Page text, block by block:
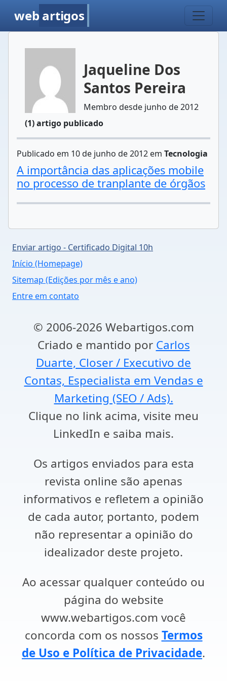
web artigos
Jaqueline Dos
Santos Pereira
Membro desde junho de 2012
(1) artigo publicado
Publicado em 10 de junho de 2012 em Tecnologia
A importância das aplicações mobile
no processo de tranplante de órgãos
Enviar artigo - Certificado Digital 10h
Início (Homepage)
Sitemap (Edições por mês e ano)
Entre em contato
© 2006-2026 Webartigos.com
Criado e mantido por Carlos
Duarte, Closer / Executivo de
Contas, Especialista em Vendas e
Marketing (SEO / Ads).
Clique no link acima, visite meu
LinkedIn e saiba mais.
Os artigos enviados para esta
revista online são apenas
informativos e refletem a opinião
de cada autor, portanto, podem
não representar a opinião do
idealizador deste projeto.
Ao acessar qualquer conteúdo ou
página do website
www.webartigos.com você
concorda com os nossos Termos
de Uso e Política de Privacidade.